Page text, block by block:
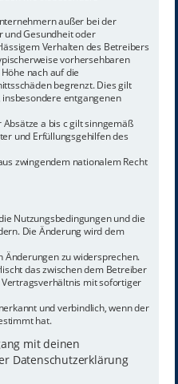
außer bei der
und Gesundheit oder
Verhalten des Betreibers
vorhersehbaren
nach auf die
begrenzt. Dies gilt
entgangenen
a bis c gilt sinngemäß
und Erfüllungsgehilfen des
zwingendem nationalem Recht
Nutzungsbedingungen und die
Die Änderung wird dem
Änderungen zu widersprechen.
das zwischen dem Betreiber
mit sofortiger
und verbindlich, wenn der
hat.
mit deinen
Datenschutzerklärung